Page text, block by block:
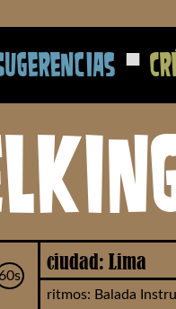
■
60s
ciudad: Lima
ritmos: Balada